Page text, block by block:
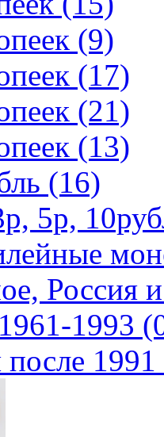
(9)
(17)
(21)
(13)
(16)
5р,
Россия
1993
после